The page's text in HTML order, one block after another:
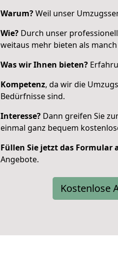
Warum?Weil unser
Wie? Durch unser
weitaus mehr bieten als
Was wir Ihnen bieten?
Kompetenz, da wir die
Bedürfnisse sind.
Interesse? Dann greifen Sie
einmal ganz bequem
Füllen Sie jetzt das Formular
Angebote.
Kostenlose